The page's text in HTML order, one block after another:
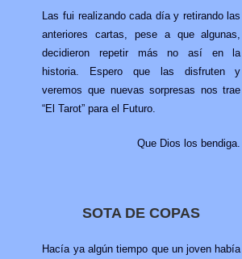
Las fui realizando cada día y retirando las
anteriores cartas, pese a que algunas,
decidieron repetir más no así en la
historia. Espero que las disfruten y
veremos que nuevas sorpresas nos trae
“El Tarot” para el Futuro.
Que Dios los bendiga.
SOTA DE COPAS
Hacía ya algún tiempo que un joven había